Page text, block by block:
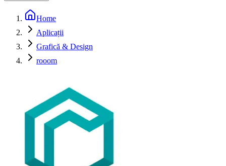
Home
Aplicații
Grafică & Design
rooom